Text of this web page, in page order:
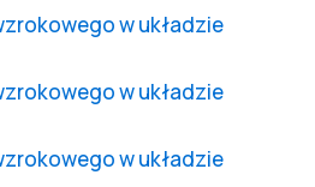
w układzie
w układzie
w układzie